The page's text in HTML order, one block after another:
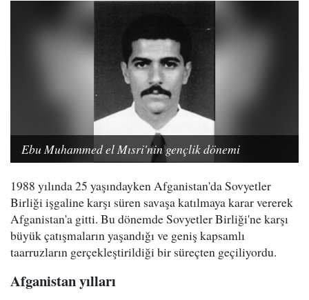
Ebu Muhammed el Mısri'nin gençlik dönemi
1988 yılında 25 yaşındayken Afganistan'da Sovyetler
Birliği işgaline karşı süren savaşa katılmaya karar vererek
Afganistan'a gitti. Bu dönemde Sovyetler Birliği'ne karşı
büyük çatışmaların yaşandığı ve geniş kapsamlı
taarruzların gerçekleştirildiği bir süreçten geçiliyordu.
Afganistan yılları